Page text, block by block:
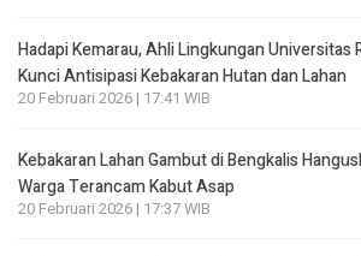
Hadapi Kemarau, Ahli Lingkungan Universitas
Kunci Antisipasi Kebakaran Hutan dan Lahan
20 Februari 2026 | 17:41 WIB
Kebakaran Lahan Gambut di Bengkalis
Warga Terancam Kabut Asap
20 Februari 2026 | 17:37 WIB